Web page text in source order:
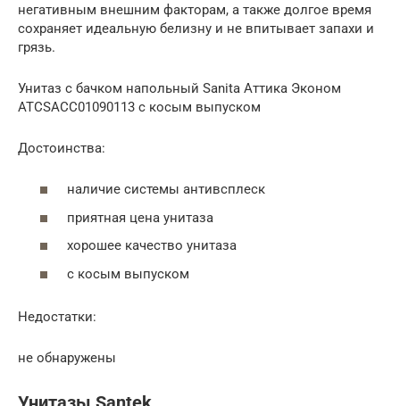
негативным внешним факторам, а также долгое время
сохраняет идеальную белизну и не впитывает запахи и
грязь.
Унитаз с бачком напольный Sanita Аттика Эконом
ATCSACC01090113 с косым выпуском
Достоинства:
наличие системы антивсплеск
приятная цена унитаза
хорошее качество унитаза
с косым выпуском
Недостатки:
не обнаружены